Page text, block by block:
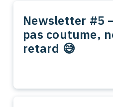
Newsletter #5
pas coutume,
retard 😅